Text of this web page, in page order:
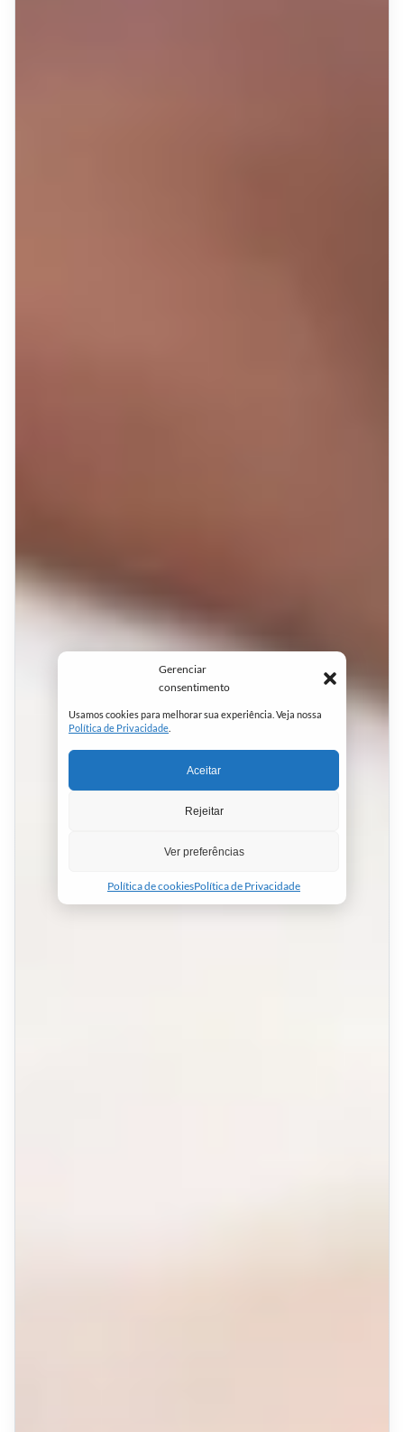
Gerenciar
consentimento
Usamos cookies para melhorar sua experiência. Veja nossa
Política de Privacidade
Aceitar
Rejeitar
Ver preferências
Política de cookiesPolítica de Privacidade